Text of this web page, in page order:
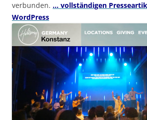
verbunden. … vollständigen
WordPress